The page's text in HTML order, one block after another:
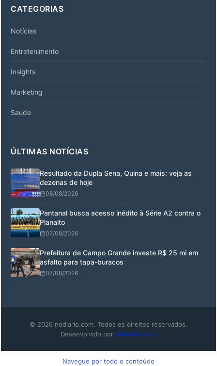
CATEGORIAS
Notícias
Entretenimento
Insights
Marketing
Saúde
ÚLTIMAS NOTÍCIAS
Resultado da Dupla Sena, Quina e mais: veja as
dezenas de hoje
08/08/2026
Pantanal busca acesso inédito à Série A2 contra o
Planalto
07/08/2026
Prefeitura de Campo Grande investe R$ 25 mi em
asfalto para tapa-buracos
07/08/2026
© 2026 nodiario.com. Todos os direitos reservados.
Desenvolvido por nodiario.com
Navegue por todo o conteúdo